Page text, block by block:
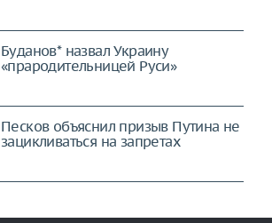
Буданов* назвал Украину
«прародительницей Руси»
Песков объяснил призыв Путина не
зацикливаться на запретах